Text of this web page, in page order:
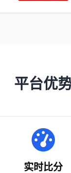
平台优
实时比分